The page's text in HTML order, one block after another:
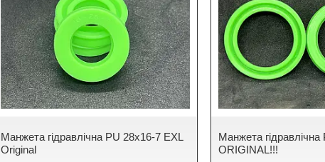
Манжета гідравлічна PU 28х16-7 EXL
Original
Манжета
ORIGINAL!!!